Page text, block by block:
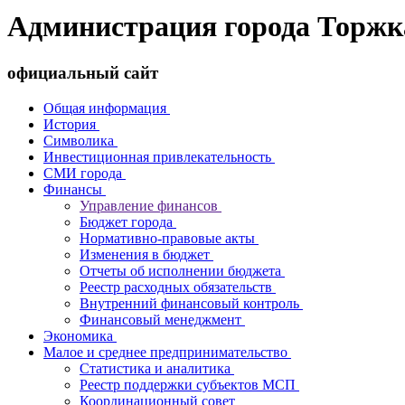
Администрация города
официальный сайт
Общая информация
История
Символика
Инвестиционная привлекательность
СМИ города
Финансы
Управление финансов
Бюджет города
Нормативно-правовые акты
Изменения в бюджет
Отчеты об исполнении бюджета
Реестр расходных обязательств
Внутренний финансовый контроль
Финансовый менеджмент
Экономика
Малое и среднее предпринимательство
Статистика и аналитика
Реестр поддержки субъектов МСП
Координационный совет